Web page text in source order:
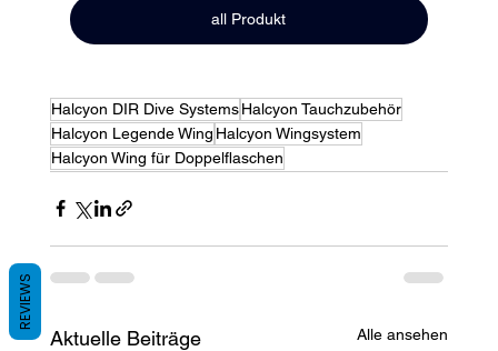
all Produkt
Halcyon DIR Dive Systems Halcyon Tauchzubehör
Halcyon Legende Wing Halcyon Wingsystem
Halcyon Wing für Doppelflaschen
Aktuelle Beiträge Alle ansehen
REVIEWS